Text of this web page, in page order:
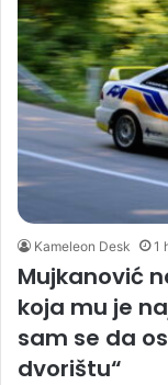
Kameleon Desk 1
Mujkanović
koja mu je
sam se da
dvorištu“